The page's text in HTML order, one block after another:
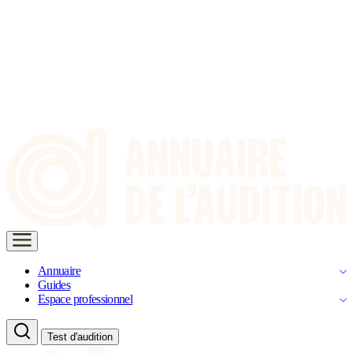
Annuaire
Guides
Espace professionnel
Test d'audition